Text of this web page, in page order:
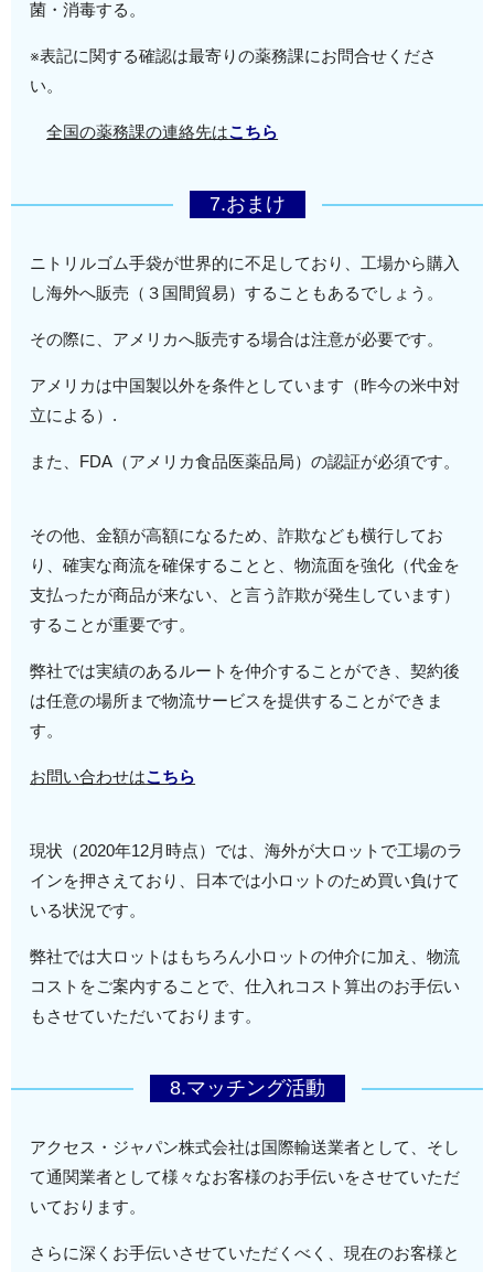
菌・消毒する。
※表記に関する確認は最寄りの薬務課にお問合せくださ
い。
全国の薬務課の連絡先はこちら
7.おまけ
ニトリルゴム手袋が世界的に不足しており、工場から購入
し海外へ販売（３国間貿易）することもあるでしょう。
その際に、アメリカへ販売する場合は注意が必要です。
アメリカは中国製以外を条件としています（昨今の米中対
立による）.
また、FDA（アメリカ食品医薬品局）の認証が必須です。
その他、金額が高額になるため、詐欺なども横行してお
り、確実な商流を確保することと、物流面を強化（代金を
支払ったが商品が来ない、と言う詐欺が発生しています）
することが重要です。
弊社では実績のあるルートを仲介することができ、契約後
は任意の場所まで物流サービスを提供することができま
す。
お問い合わせはこちら
現状（2020年12月時点）では、海外が大ロットで工場のラ
インを押さえており、日本では小ロットのため買い負けて
いる状況です。
弊社では大ロットはもちろん小ロットの仲介に加え、物流
コストをご案内することで、仕入れコスト算出のお手伝い
もさせていただいております。
8.マッチング活動
アクセス・ジャパン株式会社は国際輸送業者として、そし
て通関業者として様々なお客様のお手伝いをさせていただ
いております。
さらに深くお手伝いさせていただくべく、現在のお客様と